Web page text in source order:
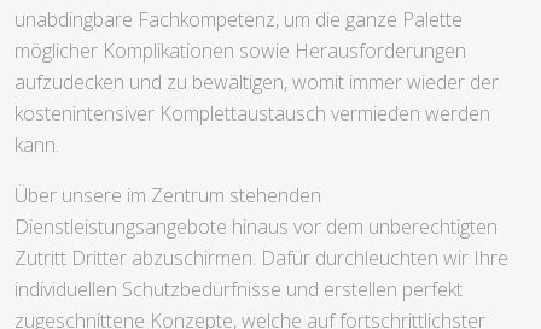
unabdingbare Fachkompetenz, um die ganze Palette
möglicher Komplikationen sowie Herausforderungen
aufzudecken und zu bewältigen, womit immer wieder der
kostenintensiver Komplettaustausch vermieden werden
kann.
Über unsere im Zentrum stehenden
Dienstleistungsangebote hinaus vor dem unberechtigten
Zutritt Dritter abzuschirmen. Dafür durchleuchten wir Ihre
individuellen Schutzbedürfnisse und erstellen perfekt
zugeschnittene Konzepte, welche auf fortschrittlichster